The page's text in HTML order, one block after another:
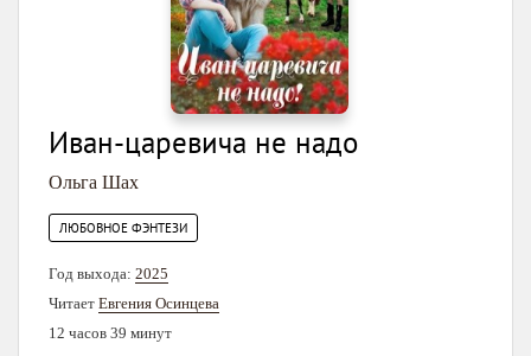
Иван-царевича не надо
Ольга Шах
ЛЮБОВНОЕ ФЭНТЕЗИ
Год выхода: 2025
Читает Евгения Осинцева
12 часов 39 минут